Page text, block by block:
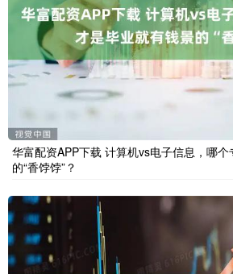
华富配资APP下载 计算机vs电子信息，哪
的“香饽饽”？